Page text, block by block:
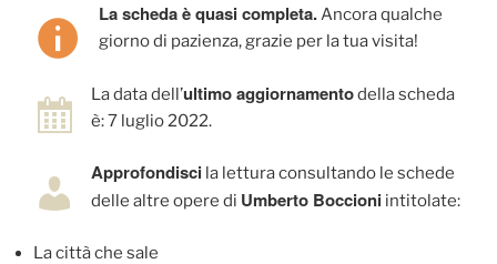
La scheda è quasi completa.Ancora qualche
giorno di pazienza, grazie per la tua visita!
La data dell’ultimo aggiornamentodella scheda
è: 7 luglio 2022.
Approfondisci la lettura consultando le schede
delle altre opere di Umberto Boccioni intitolate:
La città che sale